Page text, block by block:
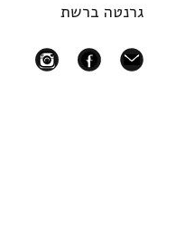
גרנטה ברשת
mail
facebook
instagram